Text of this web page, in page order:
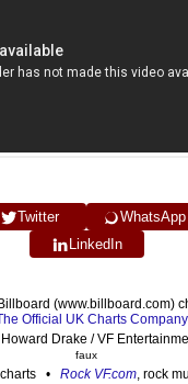
Twitter WhatsApp
LinkedIn
(www.billboard.com)
Official UK Charts Company
Drake / VF
faux
charts • Rock VF.com, rock